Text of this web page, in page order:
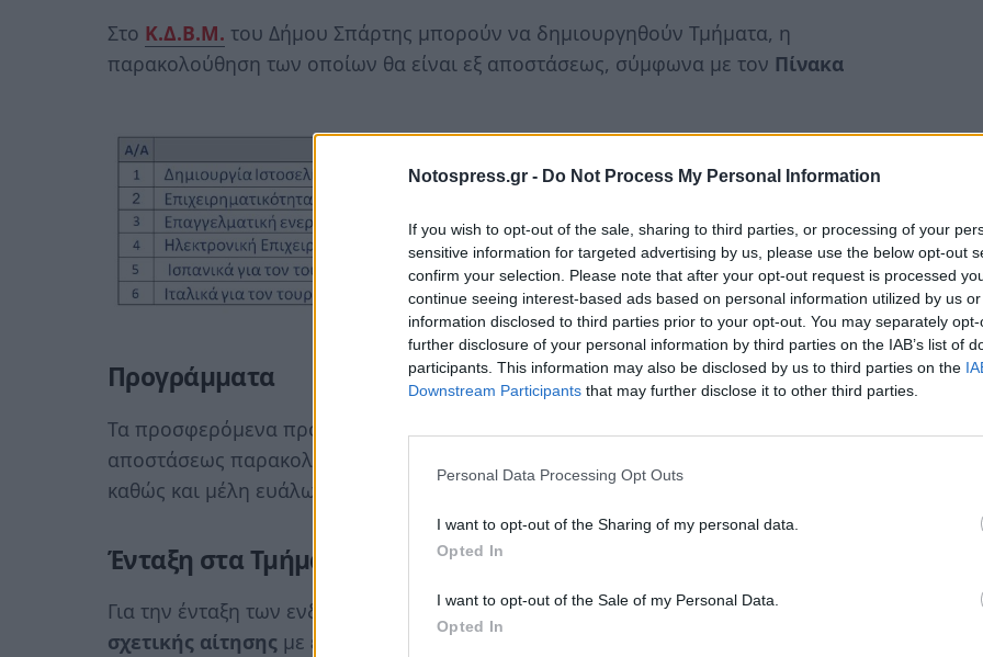
Notospress.gr - Do Not Process My Personal Information
If you wish to opt-out of the sale, sharing to third parties, or processing of your
sensitive information for targeted advertising by us, please use the below opt-out
confirm your selection. Please note that after your opt-out request is processed
continue seeing interest-based ads based on personal information utilized by us
information disclosed to third parties prior to your opt-out. You may separately
further disclosure of your personal information by third parties on the IAB’s list of
participants. This information may also be disclosed by us to third parties on the
Downstream Participants that may further disclose it to other third parties.
Personal Data Processing Opt Outs
I want to opt-out of the Sharing of my personal data.
Opted In
I want to opt-out of the Sale of my Personal Data.
Opted In
Στο Κ.Δ.Β.Μ. του Δήμου Σπάρτης μπορούν να δημιουργηθούν Τμήματα, η
παρακολούθηση των οποίων θα είναι εξ αποστάσεως, σύμφωνα με τον Πίνακα
Προγράμματα
Τα προσφερόμενα προγράμματα μπορούν να παρακολουθήσουν ενήλικες μέσω της εξ
αποστάσεως παρακολούθησης ανεξαρτήτως χώρας καταγωγής, ηλικίας και μόρφωσης,
καθώς και μέλη ευάλωτων κοινωνικά ομάδων.
Ένταξη στα Τμήματα
Για την ένταξη των ενδιαφερομένων στα Τμήματα, απαιτείται ησυμπλήρωση
σχετικής αίτησης με επίδειξη του δελτίου αστυνομικής